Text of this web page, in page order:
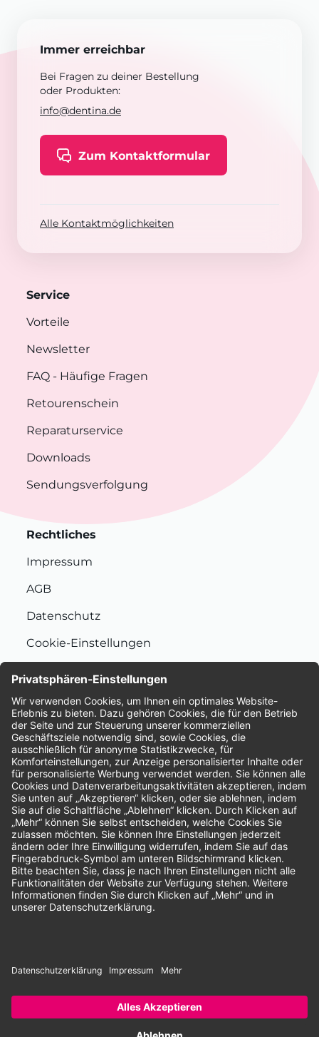
Immer erreichbar
Bei Fragen zu deiner Bestellung
oder Produkten:
info@dentina.de
Zum Kontaktformular
Alle Kontaktmöglichkeiten
Service
Vorteile
Newsletter
FAQ - Häufige Fragen
Retourenschein
Reparaturservice
Downloads
Sendungsverfolgung
Rechtliches
Impressum
AGB
Datenschutz
Cookie-Einstellungen
Bewertungen
Unsere Zahlungsarten:
Rechnung SEPA-Lastschrift Vorkasse